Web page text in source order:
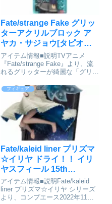
Fate/strange Fake グリッ
ターアクリルブロック ア
ヤカ・サジョウ[タピオカ]
が予約受付中
アイテム情報■説明TVアニメ
『Fate/strange Fake』より、流
れるグリッターが綺麗な「グリッ
自立するのでそのまま飾れる！オ
ーロラ箔のデザイン入りです。■
サイズ
H85×W55×D10mmFate/st...
フィギュア
Fate/kaleid liner プリズマ
☆イリヤ ドライ！！ イリ
ヤスフィール 15th
Anniversary ver. 1/7 完成
品フィギュア
[KADOKAWA]が予約受付
アイテム情報■説明Fate/kaleid
liner プリズマ☆イリヤ シリーズ
より、コンプエース2022年11月